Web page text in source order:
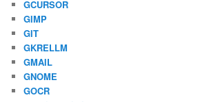
GCURSOR
GIMP
GIT
GKRELLM
GMAIL
GNOME
GOCR